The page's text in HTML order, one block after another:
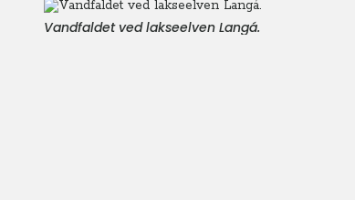
Vandfaldet ved lakseelven Langá.